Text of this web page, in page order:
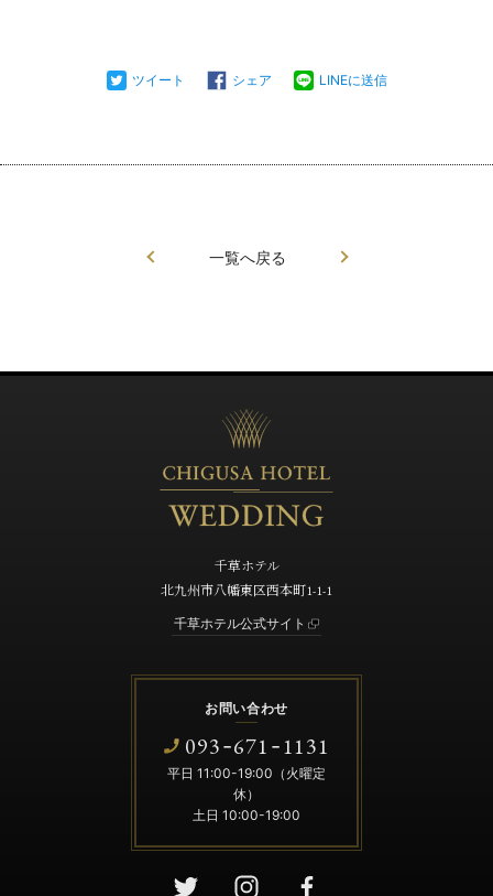
ツイート シェア LINEに送信
一覧へ戻る
千草ホテル
北九州市八幡東区西本町1-1-1
千草ホテル公式サイト
お問い合わせ
093-671 -1131
平日 11:00-19:00（火曜定
休）
土日 10:00-19:00